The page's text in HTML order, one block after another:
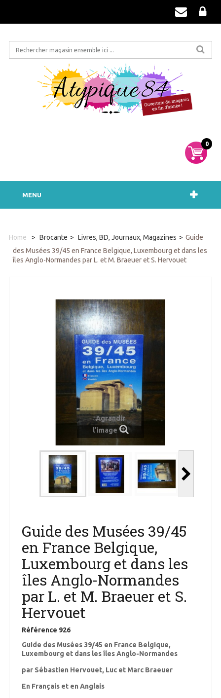
0
MENU
Home > Brocante > Livres, BD, Journaux, Magazines > Guide
des Musées 39/45 en France Belgique, Luxembourg et dans les
îles Anglo-Normandes par L. et M. Braeuer et S. Hervouet
Agrandir
l'image
Guide des Musées 39/45
en France Belgique,
Luxembourg et dans les
îles Anglo-Normandes
par L. et M. Braeuer et S.
Hervouet
Référence 926
Guide des Musées 39/45 en France Belgique,
Luxembourg et dans les îles Anglo-Normandes
par Sébastien Hervouet, Luc et Marc Braeuer
En Français et en Anglais